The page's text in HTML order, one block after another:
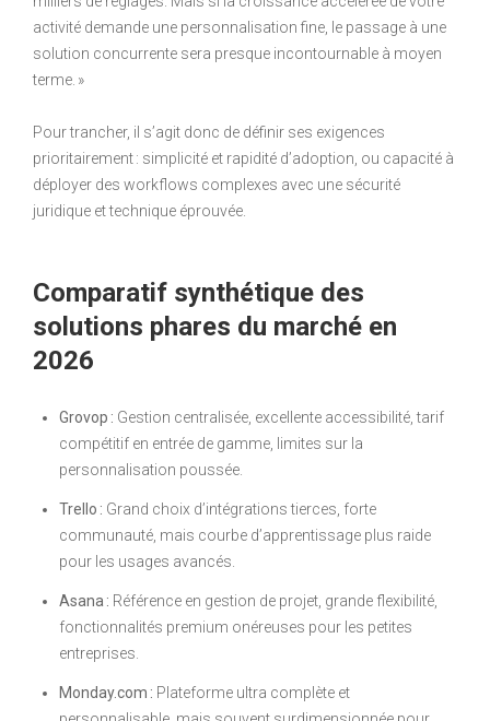
activité demande une personnalisation fine, le passage à une
solution concurrente sera presque incontournable à moyen
terme. »
Pour trancher, il s’agit donc de définir ses exigences
prioritairement : simplicité et rapidité d’adoption, ou capacité à
déployer des workflows complexes avec une sécurité
juridique et technique éprouvée.
Comparatif synthétique des
solutions phares du marché en
2026
Grovop : Gestion centralisée, excellente accessibilité, tarif
compétitif en entrée de gamme, limites sur la
personnalisation poussée.
Trello : Grand choix d’intégrations tierces, forte
communauté, mais courbe d’apprentissage plus raide
pour les usages avancés.
Asana : Référence en gestion de projet, grande flexibilité,
fonctionnalités premium onéreuses pour les petites
entreprises.
Monday.com : Plateforme ultra complète et